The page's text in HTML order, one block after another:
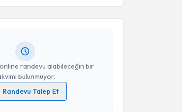
Talebini Gönder
randevu alabileceğin bir
bulunmuyor.
Randevu Talep Et
ilişkinAydınlatma Metni